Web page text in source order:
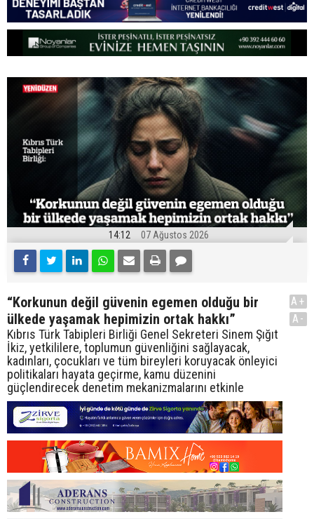
14:12 07 Ağustos 2026
“Korkunun değil güvenin egemen olduğu bir
ülkede yaşamak hepimizin ortak hakkı”
Kıbrıs Türk Tabipleri Birliği Genel Sekreteri Sinem Şığıt
İkiz, yetkililere, toplumun güvenliğini sağlayacak,
kadınları, çocukları ve tüm bireyleri koruyacak önleyici
politikaları hayata geçirme, kamu düzenini
güçlendirecek denetim mekanizmalarını etkinle
A+
A-